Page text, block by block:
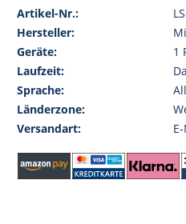
Artikel-Nr.:
Hersteller:
Geräte:
1
Laufzeit:
Sprache:
Länderzone:
Versandart: